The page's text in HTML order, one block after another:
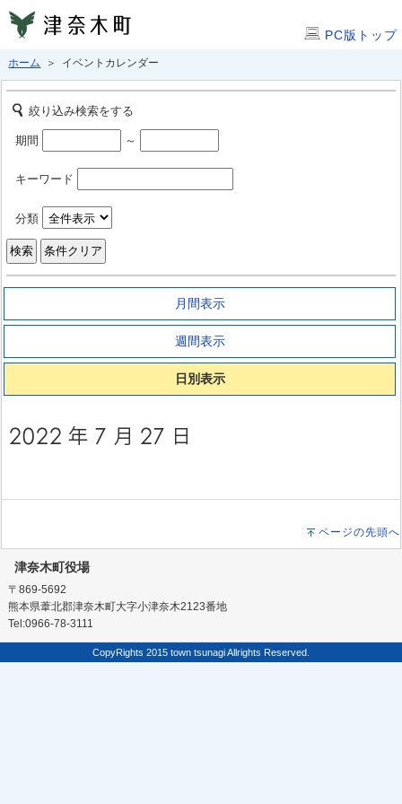
PC版トップ
ホーム ＞ イベントカレンダー
絞り込み検索をする
期間 ～
キーワード
分類
月間表示
週間表示
日別表示
ページの先頭へ
津奈木町役場
〒869-5692
熊本県葦北郡津奈木町大字小津奈木2123番地
Tel:0966-78-3111
CopyRights 2015 town tsunagi Allrights Reserved.